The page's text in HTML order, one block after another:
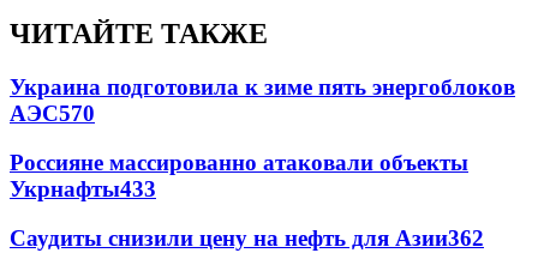
ЧИТАЙТЕ ТАКЖЕ
Украина подготовила к зиме пять энергоблоков
АЭС570
Россияне массированно атаковали объекты
Укрнафты433
Саудиты снизили цену на нефть для Азии362